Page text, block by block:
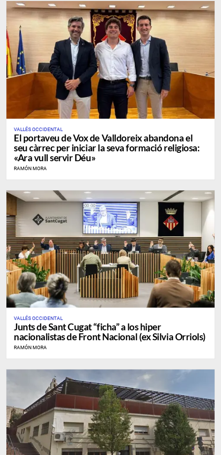
VALLÉS OCCIDENTAL
El portaveu de Vox de Valldoreix abandona el
seu càrrec per iniciar la seva formació religiosa:
«Ara vull servir Déu»
RAMÓN MORA
VALLÉS OCCIDENTAL
Junts de Sant Cugat “ficha” a los hiper
nacionalistas de Front Nacional (ex Silvia Orriols)
RAMÓN MORA